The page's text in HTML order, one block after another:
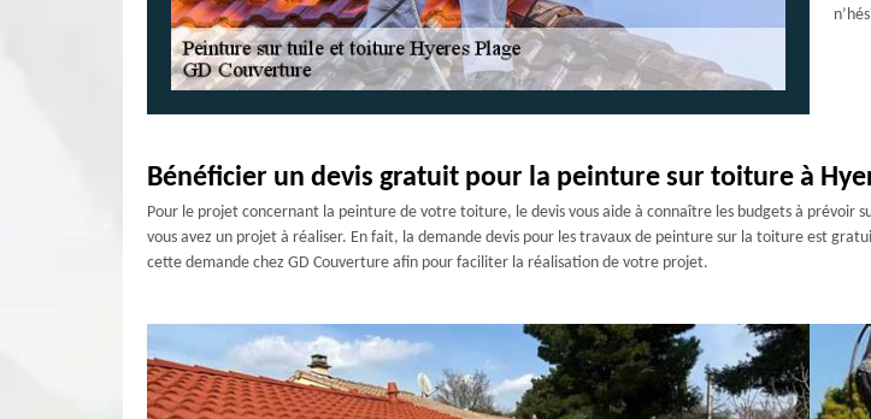
Bénéficier un devis gratuit pour la peinture sur toiture à
Pour le projet concernant la peinture de votre toiture, le devis vous aide à connaître les budgets à prévoir
vous avez un projet à réaliser. En fait, la demande devis pour les travaux de peinture sur la toiture est
cette demande chez GD Couverture afin pour faciliter la réalisation de votre projet.